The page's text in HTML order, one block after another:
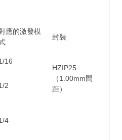
應的激發模
封裝
16
HZIP25
（1.00mm間
距）
2
4